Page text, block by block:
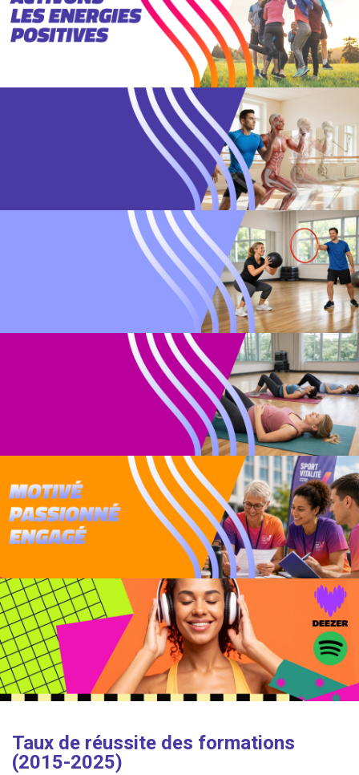
Taux de réussite des formations
(2015-2025)